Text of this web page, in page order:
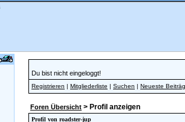
Du bist nicht eingeloggt!
Registrieren | Mitgliederliste | Suchen | Neueste
Foren Übersicht > Profil anzeigen
Profil von roadster-jup